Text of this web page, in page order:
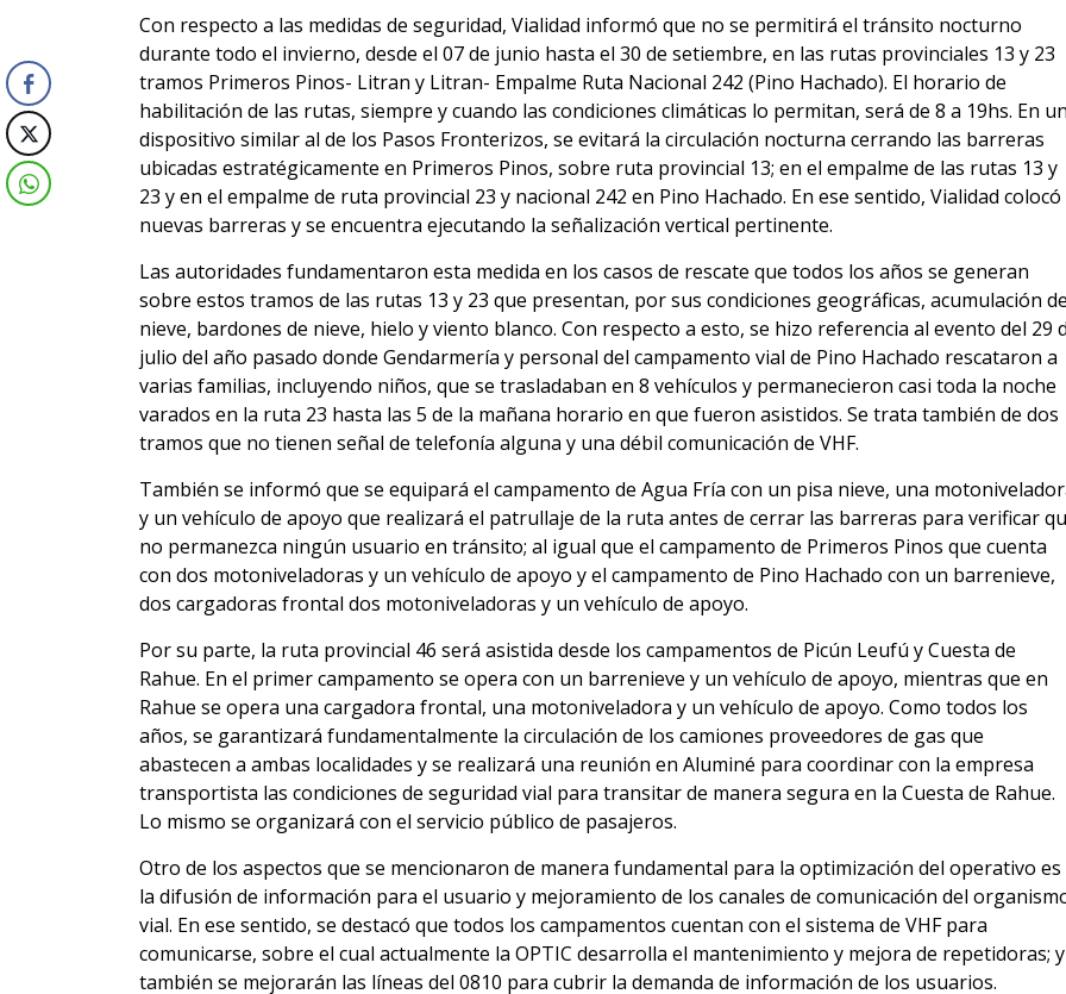
Con respecto a las medidas de seguridad, Vialidad informó que no se permitirá el tránsito nocturno
durante todo el invierno, desde el 07 de junio hasta el 30 de setiembre, en las rutas provinciales 13 y 23
tramos Primeros Pinos- Litran y Litran- Empalme Ruta Nacional 242 (Pino Hachado). El horario de
habilitación de las rutas, siempre y cuando las condiciones climáticas lo permitan, será de 8 a 19hs. En un
dispositivo similar al de los Pasos Fronterizos, se evitará la circulación nocturna cerrando las barreras
ubicadas estratégicamente en Primeros Pinos, sobre ruta provincial 13; en el empalme de las rutas 13 y
23 y en el empalme de ruta provincial 23 y nacional 242 en Pino Hachado. En ese sentido, Vialidad colocó
nuevas barreras y se encuentra ejecutando la señalización vertical pertinente.
Las autoridades fundamentaron esta medida en los casos de rescate que todos los años se generan
sobre estos tramos de las rutas 13 y 23 que presentan, por sus condiciones geográficas, acumulación de
nieve, bardones de nieve, hielo y viento blanco. Con respecto a esto, se hizo referencia al evento del 29
julio del año pasado donde Gendarmería y personal del campamento vial de Pino Hachado rescataron a
varias familias, incluyendo niños, que se trasladaban en 8 vehículos y permanecieron casi toda la noche
varados en la ruta 23 hasta las 5 de la mañana horario en que fueron asistidos. Se trata también de dos
tramos que no tienen señal de telefonía alguna y una débil comunicación de VHF.
También se informó que se equipará el campamento de Agua Fría con un pisa nieve, una
y un vehículo de apoyo que realizará el patrullaje de la ruta antes de cerrar las barreras para verificar
no permanezca ningún usuario en tránsito; al igual que el campamento de Primeros Pinos que cuenta
con dos motoniveladoras y un vehículo de apoyo y el campamento de Pino Hachado con un barrenieve,
dos cargadoras frontal dos motoniveladoras y un vehículo de apoyo.
Por su parte, la ruta provincial 46 será asistida desde los campamentos de Picún Leufú y Cuesta de
Rahue. En el primer campamento se opera con un barrenieve y un vehículo de apoyo, mientras que en
Rahue se opera una cargadora frontal, una motoniveladora y un vehículo de apoyo. Como todos los
años, se garantizará fundamentalmente la circulación de los camiones proveedores de gas que
abastecen a ambas localidades y se realizará una reunión en Aluminé para coordinar con la empresa
transportista las condiciones de seguridad vial para transitar de manera segura en la Cuesta de Rahue.
Lo mismo se organizará con el servicio público de pasajeros.
Otro de los aspectos que se mencionaron de manera fundamental para la optimización del operativo es
la difusión de información para el usuario y mejoramiento de los canales de comunicación del
vial. En ese sentido, se destacó que todos los campamentos cuentan con el sistema de VHF para
comunicarse, sobre el cual actualmente la OPTIC desarrolla el mantenimiento y mejora de repetidoras; y
también se mejorarán las líneas del 0810 para cubrir la demanda de información de los usuarios.